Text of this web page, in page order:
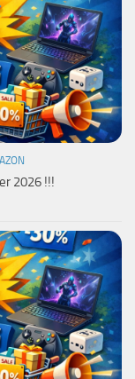
2026 !!!